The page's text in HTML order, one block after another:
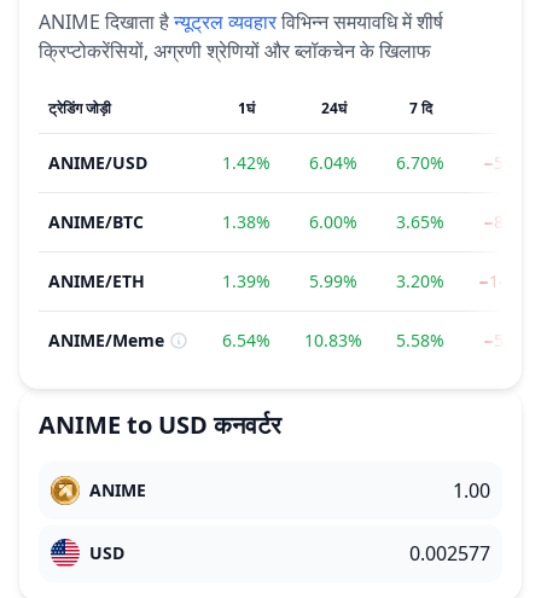
ANIME दिखाता हैन्यूट्रलव्यवहारविभिन्न समयावधि में शीर्ष
क्रिप्टोकरेंसियों, अग्रणी श्रेणियों और ब्लॉकचेन के खिलाफ
ट्रेडिंग जोड़ी 1घं 24घं 7 दि
ANIME/USD 1.42% 6.04% 6.70% −5.58%
ANIME/BTC 1.38% 6.00% 3.65% −8.95%
ANIME/ETH 1.39% 5.99% 3.20%
ANIME/Meme 6.54% 10.83% 5.58% −5.64%
ANIME to USD कनवर्टर
ANIME
USD